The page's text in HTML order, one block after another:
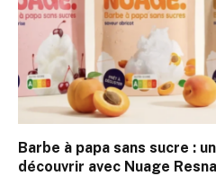
Barbe à papa sans sucre :
découvrir avec Nuage